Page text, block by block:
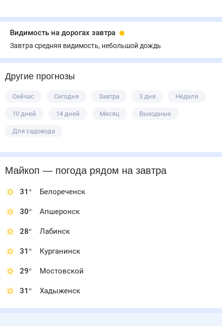
Видимость на дорогах завтра
Завтра средняя видимость, небольшой дождь
Другие прогнозы
Сейчас Сегодня Завтра 3 дня Неделя
10 дней 14 дней Месяц Выходные
Для садовода
Майкоп — погода рядом на завтра
31° Белореченск
30° Апшеронск
28° Лабинск
31° Курганинск
29° Мостовской
31° Хадыженск